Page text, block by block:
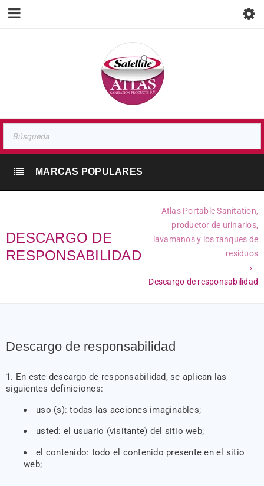
MARCAS POPULARES
DESCARGO DE
RESPONSABILIDAD
Atlas Portable Sanitation,
productor de urinarios,
lavamanos y los tanques de
residuos
›
Descargo de responsabilidad
Descargo de responsabilidad
En este descargo de responsabilidad, se aplican las
siguientes definiciones:
uso (s): todas las acciones imaginables;
usted: el usuario (visitante) del sitio web;
el contenido: todo el contenido presente en el sitio
web;